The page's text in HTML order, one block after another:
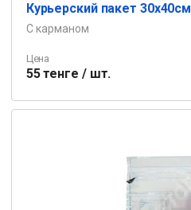
Курьерский пакет 30х40см
С карманом
Цена
55 тенге / шт.